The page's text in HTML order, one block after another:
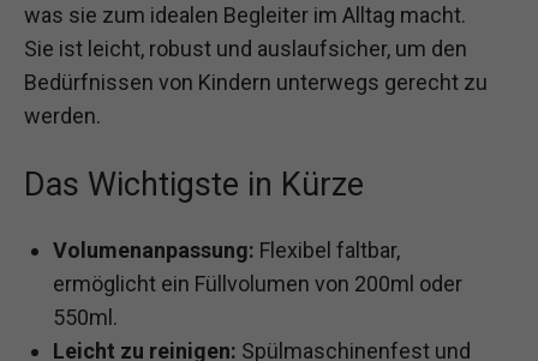
was sie zum idealen Begleiter im Alltag macht.
Sie ist leicht, robust und auslaufsicher, um den
Bedürfnissen von Kindern unterwegs gerecht zu
werden.
Das Wichtigste in Kürze
Volumenanpassung: Flexibel faltbar,
ermöglicht ein Füllvolumen von 200ml oder
550ml.
Leicht zu reinigen: Spülmaschinenfest und